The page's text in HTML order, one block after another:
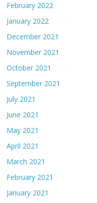
February 2022
January 2022
December 2021
November 2021
October 2021
September 2021
July 2021
June 2021
May 2021
April 2021
March 2021
February 2021
January 2021